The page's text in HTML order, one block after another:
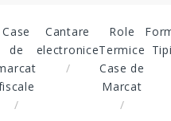
Case
de
Cantare
electronice
Role
Termice
Case de
Marcat